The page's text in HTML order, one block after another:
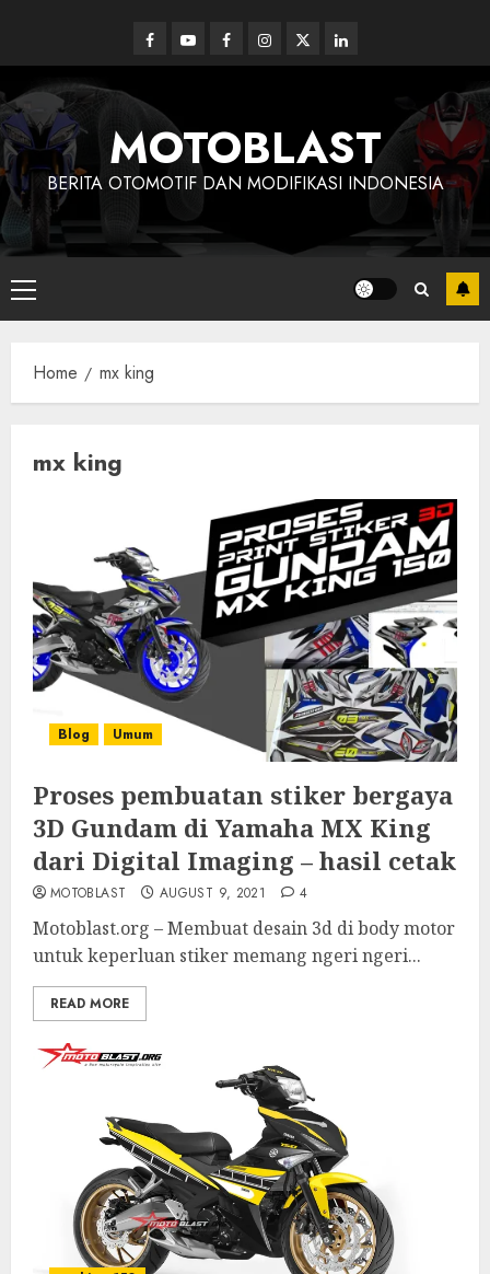
content
Facebook
YoutubeFacebookInstagram
Twitterlinkedin
MOTOBLAST
BERITA OTOMOTIF DAN MODIFIKASI INDONESIA
Primary
Menu
Home mx king
mx king
Blog Umum
Proses pembuatan stiker bergaya
3D Gundam di Yamaha MX King
dari Digital Imaging – hasil cetak
MOTOBLAST AUGUST 9, 2021 4
Motoblast.org – Membuat desain 3d di body motor
untuk keperluan stiker memang ngeri ngeri...
READ MORE